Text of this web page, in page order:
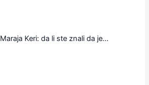
Maraja Keri: da li ste znali da je…